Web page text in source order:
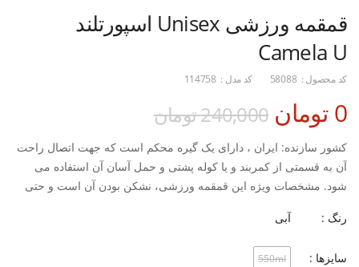
قمقمه ورزشی Unisex اسپورتلند
Camela U
کد محصول : 58088 کد مدل : 114758
0 تومان 240,000 تومان
کشور سازنده: ایران ، دارای یک گیره محکم است که جهت اتصال راحت
آن به قسمتی از کمربند و یا کوله پشتی و حمل آسان آن استفاده می
شود. مشخصات ویژه این قمقمه ورزشی، نشکن بودن آن است و حتی
نشکن، دارای سری قفل دار جهت نوشیدن آب، نحوه بسته شدن: پیچی،
رنگ : آبی
سایزها : 550ml